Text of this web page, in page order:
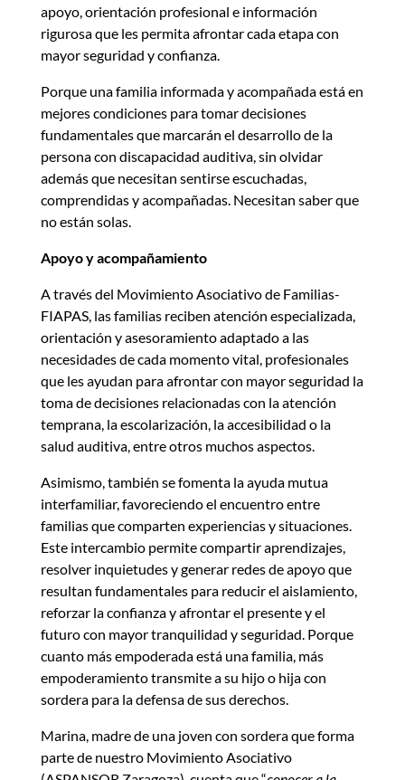
apoyo, orientación profesional e información
rigurosa que les permita afrontar cada etapa con
mayor seguridad y confianza.
Porque una familia informada y acompañada está en
mejores condiciones para tomar decisiones
fundamentales que marcarán el desarrollo de la
persona con discapacidad auditiva, sin olvidar
además que necesitan sentirse escuchadas,
comprendidas y acompañadas. Necesitan saber que
no están solas.
Apoyo y acompañamiento
A través del Movimiento Asociativo de Familias-
FIAPAS, las familias reciben atención especializada,
orientación y asesoramiento adaptado a las
necesidades de cada momento vital, profesionales
que les ayudan para afrontar con mayor seguridad la
toma de decisiones relacionadas con la atención
temprana, la escolarización, la accesibilidad o la
salud auditiva, entre otros muchos aspectos.
Asimismo, también se fomenta la ayuda mutua
interfamiliar, favoreciendo el encuentro entre
familias que comparten experiencias y situaciones.
Este intercambio permite compartir aprendizajes,
resolver inquietudes y generar redes de apoyo que
resultan fundamentales para reducir el aislamiento,
reforzar la confianza y afrontar el presente y el
futuro con mayor tranquilidad y seguridad. Porque
cuanto más empoderada está una familia, más
empoderamiento transmite a su hijo o hija con
sordera para la defensa de sus derechos.
Marina, madre de una joven con sordera que forma
parte de nuestro Movimiento Asociativo